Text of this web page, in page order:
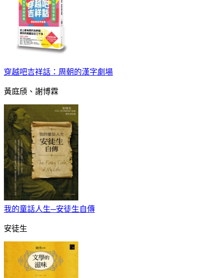
穿越吧吉祥話：周朝的漢字劇場
黃庭頎、謝博霖
我的童話人生─安徒生自傳
安徒生